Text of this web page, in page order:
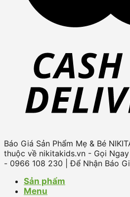
Báo Giá Sản Phẩm Mẹ & Bé
thuộc về nikitakids.vn - Gọi
- 0966 108 230 | Để Nhận Báo
Sản phẩm
Menu